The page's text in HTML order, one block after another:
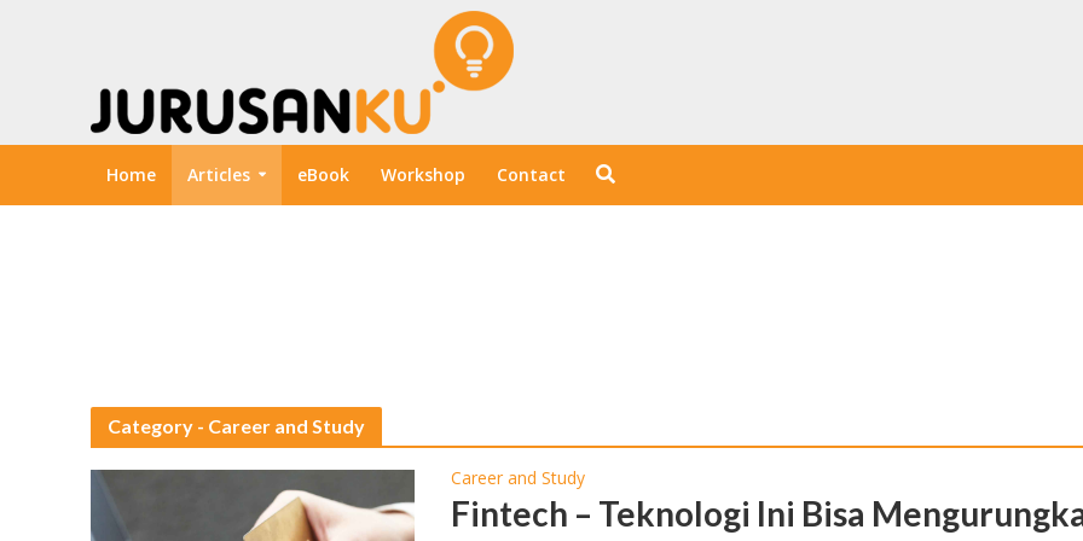
Home Articles eBook Workshop Contact
Category - Career and Study
Career and Study
Fintech – Teknologi Ini Bisa